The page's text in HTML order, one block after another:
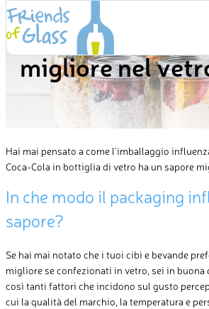
Skip
to
content
hanno un sapore
migliore nel
Hai mai pensato a come l’imballaggio
Coca-Colain bottiglia di vetro ha un sapore
In che modo il packaging
sapore?
Se hai mai notato che i tuoi cibi e bevande
migliore se confezionati in vetro, sei in buona
così tanti fattori che incidono sul gusto
cui la qualità del marchio, la temperatura e